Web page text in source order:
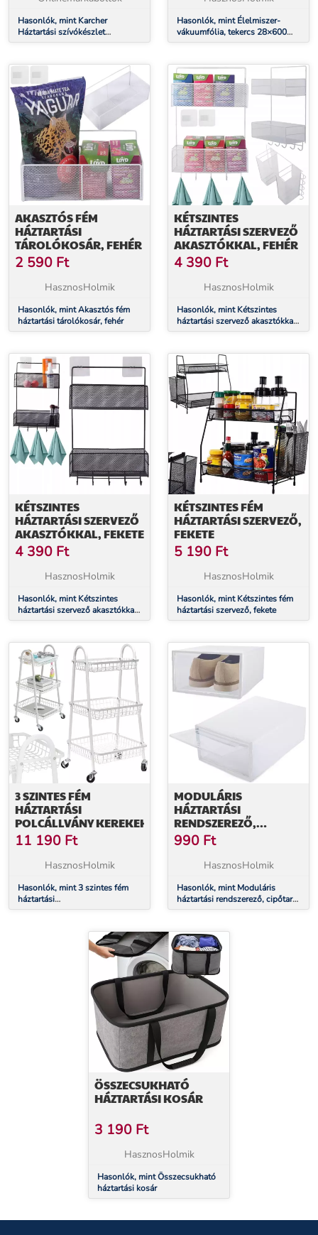
Hasonlók, mint Karcher
Háztartási szívókészlet
(28630020)
Hasonlók, mint Élelmiszer-
vákuumfólia, tekercs 28×600
cm, átlátszó, háztartási és
AKASZTÓS FÉM
HÁZTARTÁSI
TÁROLÓKOSÁR, FEHÉR
2 590 Ft
HasznosHolmik
Hasonlók, mint Akasztós fém
háztartási tárolókosár, fehér
KÉTSZINTES
HÁZTARTÁSI SZERVEZŐ
AKASZTÓKKAL, FEHÉR
4 390 Ft
HasznosHolmik
Hasonlók, mint Kétszintes
háztartási szervező akasztókkal,
fehér
KÉTSZINTES
HÁZTARTÁSI SZERVEZŐ
AKASZTÓKKAL, FEKETE
4 390 Ft
HasznosHolmik
Hasonlók, mint Kétszintes
háztartási szervező akasztókkal,
fekete
KÉTSZINTES FÉM
HÁZTARTÁSI SZERVEZŐ,
FEKETE
5 190 Ft
HasznosHolmik
Hasonlók, mint Kétszintes fém
háztartási szervező, fekete
3 SZINTES FÉM
HÁZTARTÁSI
POLCÁLLVÁNY KEREKEKKEL
11 190 Ft
HasznosHolmik
Hasonlók, mint 3 szintes fém
háztartási
polcállvány kerekekkel
MODULÁRIS
HÁZTARTÁSI
RENDSZEREZŐ,
CIPŐTARTÓ DOBOZ
990 Ft
HasznosHolmik
Hasonlók, mint Moduláris
háztartási rendszerező, cipőtartó
doboz
ÖSSZECSUKHATÓ
HÁZTARTÁSI KOSÁR
3 190 Ft
HasznosHolmik
Hasonlók, mint Összecsukható
háztartási kosár